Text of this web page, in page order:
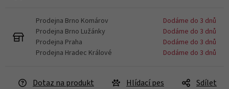
Prodejna Brno Komárov
Dodáme do 3 dnů
Prodejna Brno Lužánky
Dodáme do 3 dnů
Prodejna Praha
Dodáme do 3 dnů
Prodejna Hradec Králové
Dodáme do 3 dnů
Dotaz na produkt Hlídací pes Sdílet